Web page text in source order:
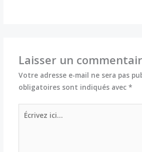
Laisser un
Votre adresse e-mail ne sera pas
obligatoires sont indiqués avec *
Écrivez
ici…